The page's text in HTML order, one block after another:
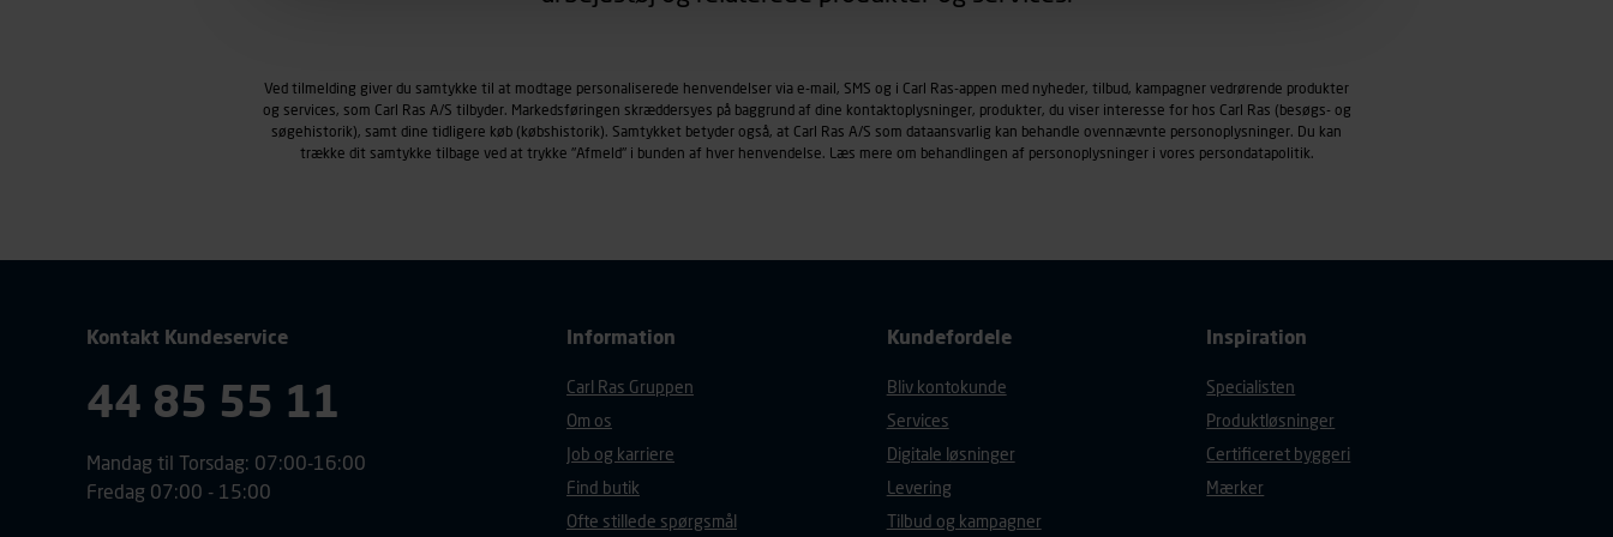
personoplysninger om brugen af vores platforme (hjemmeside og app), herunder færden på siderne, tidspunkt, hvad der
klikkes på, sider/indhold der besøges, browsertype, søgeord, IP-adresse, informationer om enhedstype (computer,
smartphone mv.) samt de features, der anvendes.
Ved tilmelding giver du samtykke til at modtage personaliserede henvendelser via e-mail, SMS og i Carl Ras-appen med nyheder, tilbud, kampagner vedrørende produkter
og services, som Carl Ras A/S tilbyder. Markedsføringen skræddersyes på baggrund af dine kontaktoplysninger, produkter, du viser interesse for hos Carl Ras (besøgs- og
søgehistorik), samt dine tidligere køb (købshistorik). Samtykket betyder også, at Carl Ras A/S som dataansvarlig kan behandle ovennævnte personoplysninger. Du kan
trække dit samtykke tilbage ved at trykke "Afmeld" i bunden af hver henvendelse. Læs mere om behandlingen af personoplysninger i vores persondatapolitik.
Kontakt Kundeservice
44 85 55 11
Mandag til Torsdag: 07:00-16:00
Fredag 07:00 - 15:00
Information
Carl Ras Gruppen
Om os
Job og karriere
Find butik
Ofte stillede spørgsmål
Kundefordele
Bliv kontokunde
Services
Digitale løsninger
Levering
Tilbud og kampagner
Inspiration
Specialisten
Produktløsninger
Certificeret byggeri
Mærker